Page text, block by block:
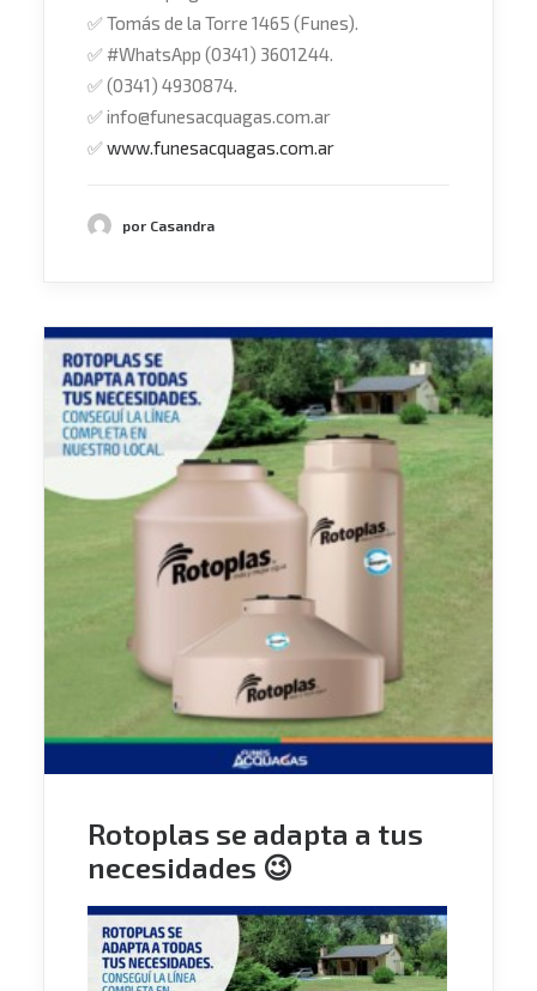
✅Tomás de la Torre 1465 (Funes).
✅#WhatsApp (0341) 3601244.
✅(0341) 4930874.
✅info@funesacquagas.com.ar
✅www.funesacquagas.com.ar
por Casandra
Rotoplas se adapta a tus
necesidades 😉